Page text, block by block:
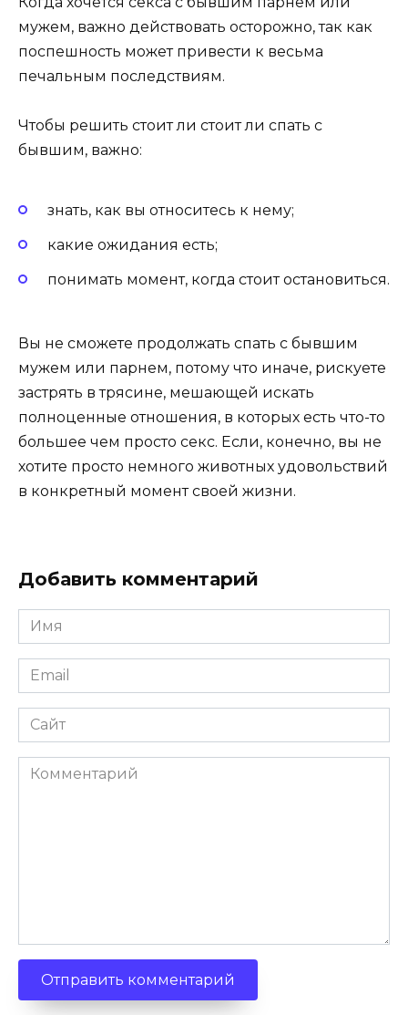
мужем, важно действовать осторожно, так как
поспешность может привести к весьма
печальным последствиям.
Чтобы решить стоит ли стоит ли спать с
бывшим, важно:
знать, как вы относитесь к нему;
какие ожидания есть;
понимать момент, когда стоит остановиться.
Вы не сможете продолжать спать с бывшим
мужем или парнем, потому что иначе, рискуете
застрять в трясине, мешающей искать
полноценные отношения, в которых есть что-то
большее чем просто секс. Если, конечно, вы не
хотите просто немного животных удовольствий
в конкретный момент своей жизни.
Добавить комментарий
Имя
*
Email
*
Сайт
Комментарий